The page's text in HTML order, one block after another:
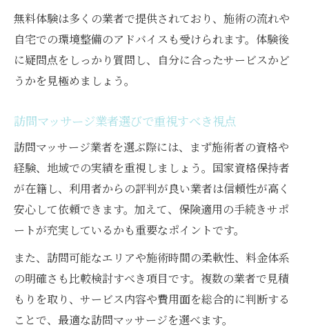
訪問マッサージ医療保険適用の基礎知識
訪問マッサージで介護保険と医療保険を使
う方法
訪問マッサージ併用時の注意点と申請手順
無料体験は多くの業者で提供されており、施術の流れや
自宅での環境整備のアドバイスも受けられます。体験後
に疑問点をしっかり質問し、自分に合ったサービスかど
うかを見極めましょう。
訪問マッサージ業者選びで重視すべき視点
訪問マッサージ業者を選ぶ際には、まず施術者の資格や
経験、地域での実績を重視しましょう。国家資格保持者
が在籍し、利用者からの評判が良い業者は信頼性が高く
安心して依頼できます。加えて、保険適用の手続きサポ
ートが充実しているかも重要なポイントです。
また、訪問可能なエリアや施術時間の柔軟性、料金体系
の明確さも比較検討すべき項目です。複数の業者で見積
もりを取り、サービス内容や費用面を総合的に判断する
ことで、最適な訪問マッサージを選べます。